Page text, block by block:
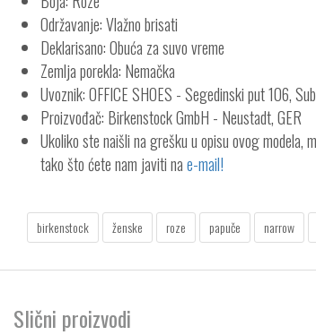
Održavanje: Vlažno brisati
Deklarisano: Obuća za suvo vreme
Zemlja porekla: Nemačka
Uvoznik: OFFICE SHOES - Segedinski put 106,
Proizvođač: Birkenstock GmbH - Neustadt, GER
Ukoliko ste naišli na grešku u opisu ovog modela,
tako što ćete nam javiti nae-mail!
birkenstock ženske roze papuče narrow
Slični proizvodi